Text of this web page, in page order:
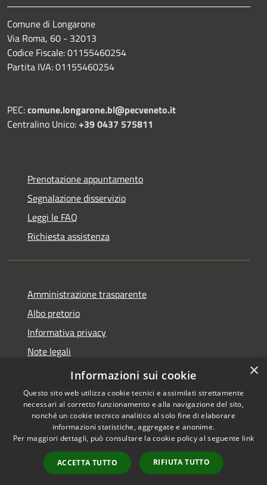
Comune di Longarone
Via Roma, 60 - 32013
Codice Fiscale: 01155460254
Partita IVA: 01155460254
PEC:comune.longarone.bl@pecveneto.it
Centralino Unico:+39 0437 575811
Prenotazione appuntamento
Segnalazione disservizio
Leggi le FAQ
Richiesta assistenza
Amministrazione trasparente
Albo pretorio
Informativa privacy
Note legali
Dichiarazione di accessibilità
Accessibilità
Copyright © 2026 • Comune di
Longarone • Powered by
Municipium•
Accesso
redazione
×
Informazioni sui cookie
Questo sito web utilizza cookie tecnici e assimilati strettamente
necessari al corretto funzionamento e alla navigazione del sito,
nonché un cookie tecnico analitico al solo fine di elaborare
informazioni statistiche, aggregate e anonime.
Per maggiori dettagli, può consultare la cookie policy al seguente link
ACCETTA TUTTO RIFIUTA TUTTO